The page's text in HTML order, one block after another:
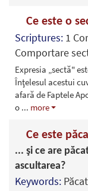
Ce este o
Scriptures: 1
Comportare
Expresia „sectă"
Înţelesul acestui
afară de Faptele
o ... more
Ce este
... şi ce are
ascultarea?
Keywords: